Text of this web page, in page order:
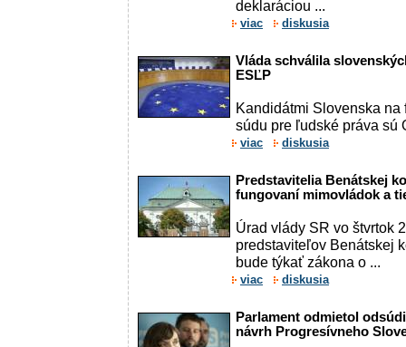
deklaráciou ...
viac diskusia
Vláda schválila
ESĽP
Kandidátmi Slovenska
súdu pre ľudské práva sú
viac diskusia
Predstavitelia Benátskej
fungovaní mimovládok a
Úrad vlády SR vo štvrtok
predstaviteľov Benátskej
bude týkať zákona o ...
viac diskusia
Parlament odmietol
návrh Progresívneho